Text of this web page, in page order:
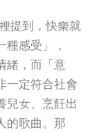
提到，快樂就
感受」，
緒，而「意
一定符合社會
兒女、烹飪出
的歌曲。那